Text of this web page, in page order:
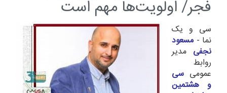
فجر/ اولویت‌ها مهم است
سی و یک
نما - مسعود
نجفی مدیر
روابط
عمومی سی
و هشتمین